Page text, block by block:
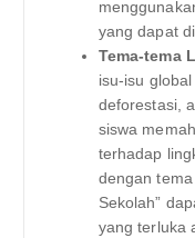
yang dapat
Tema-tema
isu-isu
deforestasi,
siswa
terhadap
dengan
Sekolah”
yang terluka